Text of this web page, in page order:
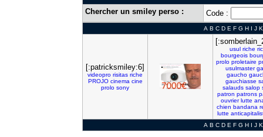
Chercher un smiley perso : Code :
A B C D E F G H I J K
[:patricksmiley:6]
videopro risitas riche
PROJO cinema cine
prolo sony
usul riche
bourgeois
prolo proletaire
usulmaster
gaucho
gauchiasse
salauds salop
patron patrons
ouvrier lutte
chien bandana
lutte
A B C D E F G H I J K